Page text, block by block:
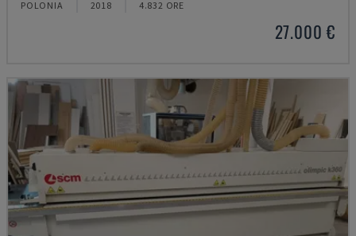
POLONIA 2018 4.832 ORE
27.000 €